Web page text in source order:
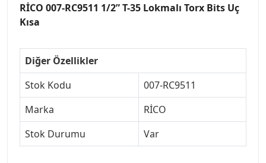
RİCO 007-RC9511 1/2” T-35 Lokmalı Torx Bits Uç
Kısa
Diğer Özellikler
Stok Kodu
007-RC9511
Marka
RİCO
Stok Durumu
Var